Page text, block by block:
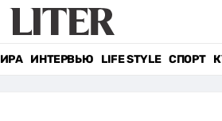
ИНТЕРВЬЮ LIFE STYLE СПОРТ